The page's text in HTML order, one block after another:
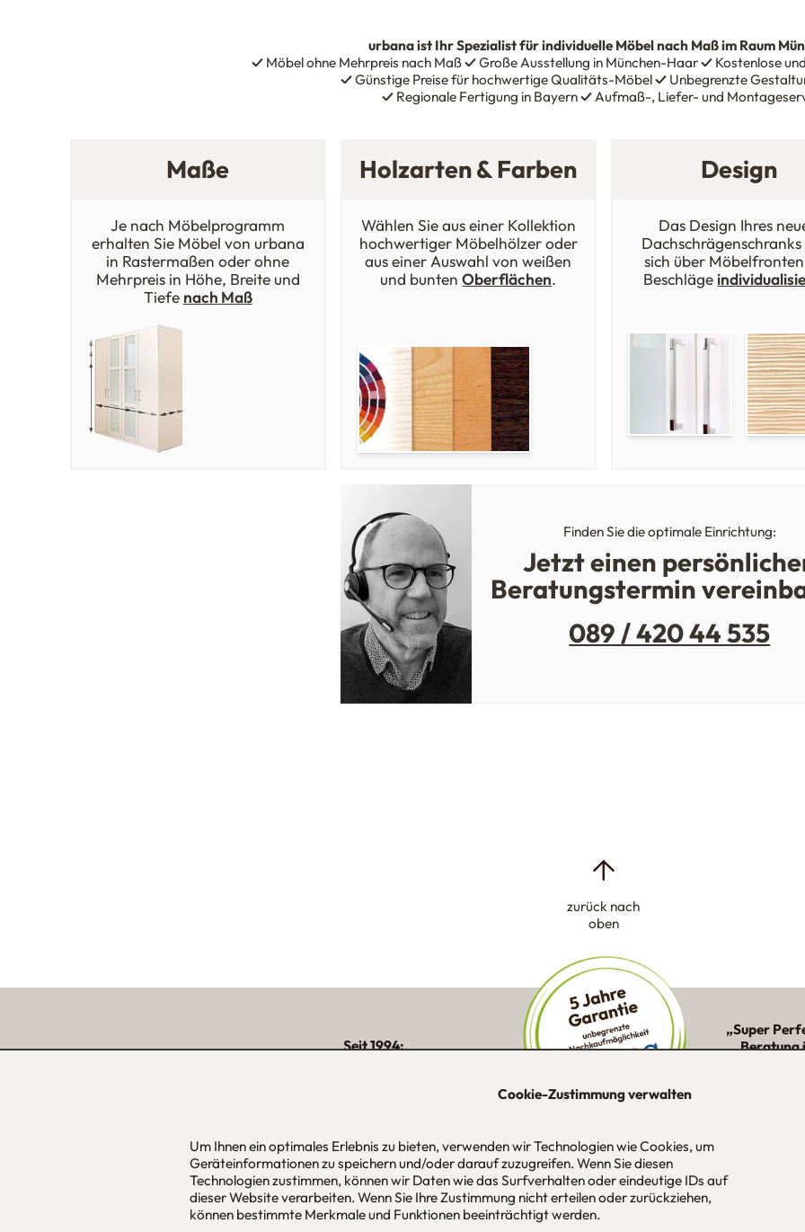
Cookie-Zustimmung verwalten
Um Ihnen ein optimales Erlebnis zu bieten, verwenden wir Technologien wie Cookies, um
Geräteinformationen zu speichern und/oder darauf zuzugreifen. Wenn Sie diesen
Technologien zustimmen, können wir Daten wie das Surfverhalten oder eindeutige IDs auf
dieser Website verarbeiten. Wenn Sie Ihre Zustimmung nicht erteilen oder zurückziehen,
können bestimmte Merkmale und Funktionen beeinträchtigt werden.
urbanaist Ihr Spezialist für individuelle Möbel nach Maß im Raum
✓Möbel ohne Mehrpreis nach Maß✓Große Ausstellung in München-Haar✓Kostenlose
✓Günstige Preise für hochwertige Qualitäts-Möbel✓Unbegrenzte
✓Regionale Fertigung in Bayern✓Aufmaß-, Liefer- und
Maße
Je nach Möbelprogramm
erhalten Sie Möbel von urbana
in Rastermaßen oder ohne
Mehrpreis in Höhe, Breite und
Tiefe nach Maß
Holzarten & Farben
Wählen Sie aus einer Kollektion
hochwertiger Möbelhölzer oder
aus einer Auswahl von weißen
und buntenOberflächen.
Design
Das Design Ihres
Dachschrägenschranks
sich über
Beschläge
Finden Sie die optimale Einrichtung:
Jetzt einen
Beratungstermin
089 / 420 44 535
zurück nach
oben
Seit 1994:
„Super
Beratung
urbana möbel
Individuelles Wohndesign
ohne Mehrpreis nach Maß
Hans Pinsel-Str. 1
im DreierHaus
85540Haar / München
Tel
089 / 420 44 535
Fax
089 / 456 00 646
E-Mail
mail@urbana-moebel.de